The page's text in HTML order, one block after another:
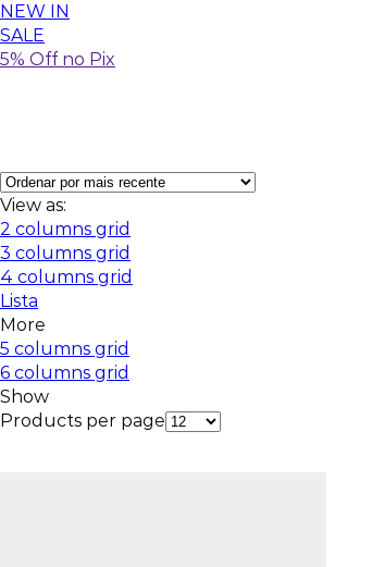
NEW IN
SALE
5% Off no Pix
View as:
2 columns grid
3 columns grid
4 columns grid
Lista
More
5 columns grid
6 columns grid
Show
Products per page